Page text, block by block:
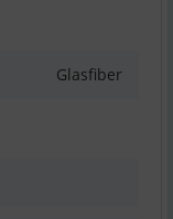
Glasfiber